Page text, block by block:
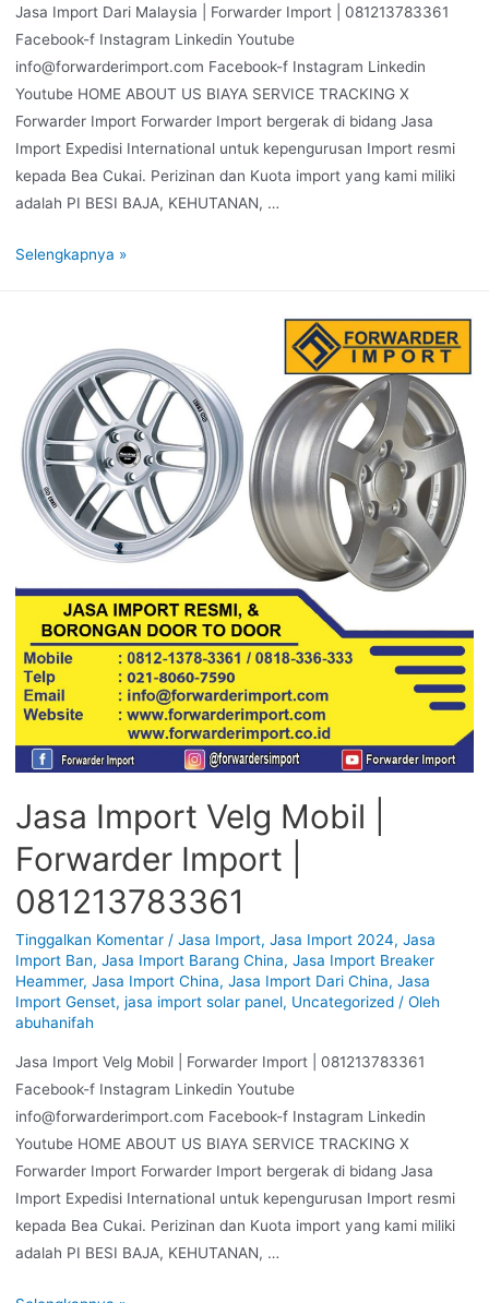
Jasa Import Dari Malaysia | Forwarder Import | 081213783361
Facebook-f Instagram Linkedin Youtube
info@forwarderimport.com Facebook-f Instagram Linkedin
Youtube HOME ABOUT US BIAYA SERVICE TRACKING X
Forwarder Import Forwarder Import bergerak di bidang Jasa
Import Expedisi International untuk kepengurusan Import resmi
kepada Bea Cukai. Perizinan dan Kuota import yang kami miliki
adalah PI BESI BAJA, KEHUTANAN, …
Selengkapnya »
Jasa Import Velg Mobil |
Forwarder Import |
081213783361
Tinggalkan Komentar / Jasa Import, Jasa Import 2024, Jasa
Import Ban, Jasa Import Barang China, Jasa Import Breaker
Heammer, Jasa Import China, Jasa Import Dari China, Jasa
Import Genset, jasa import solar panel, Uncategorized/ Oleh
abuhanifah
Jasa Import Velg Mobil | Forwarder Import | 081213783361
Facebook-f Instagram Linkedin Youtube
info@forwarderimport.com Facebook-f Instagram Linkedin
Youtube HOME ABOUT US BIAYA SERVICE TRACKING X
Forwarder Import Forwarder Import bergerak di bidang Jasa
Import Expedisi International untuk kepengurusan Import resmi
kepada Bea Cukai. Perizinan dan Kuota import yang kami miliki
adalah PI BESI BAJA, KEHUTANAN, …